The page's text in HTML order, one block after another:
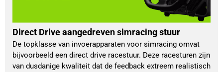
Direct Drive aangedreven simracing stuur
De topklasse van invoerapparaten voor simracing omvat
bijvoorbeeld een direct drive racestuur. Deze racesturen zijn
van dusdanige kwaliteit dat de feedback extreem realistisch